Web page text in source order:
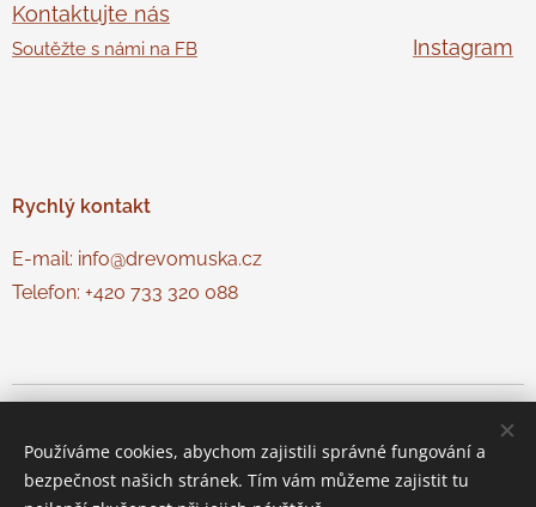
Kontaktujte nás
Soutěžte s námi na FB Instagram
Rychlý kontakt
E-mail: info@drevomuska.cz
Telefon: +420 733 320 088
Používáme cookies, abychom zajistili správné fungování a
bezpečnost našich stránek. Tím vám můžeme zajistit tu